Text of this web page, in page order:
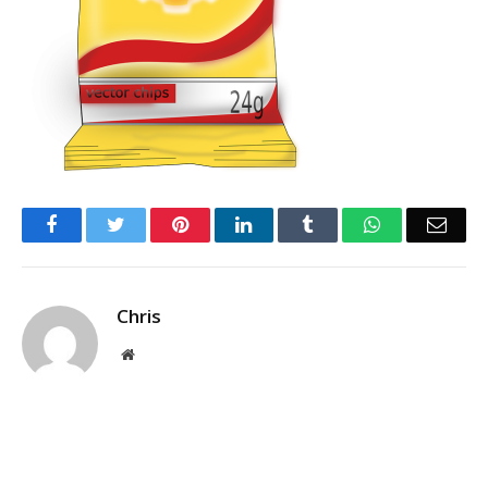
FacebookTwitter PinterestLinkedIn Tumblr WhatsApp
Chris
Website